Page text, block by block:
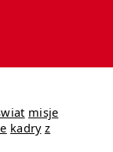
misje
kadry z